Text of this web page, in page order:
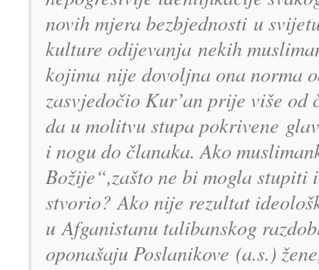
novih mjera bezbjednosti u
kulture odijevanja nekih
kojima nije dovoljna ona norma
zasvjedočio Kur’an prije više od
da u molitvu stupa pokrivene
i nogu do članaka. Ako
Božije“,zašto ne bi mogla stupiti
stvorio?Ako nije rezultat
uAfganistanu talibanskog
oponašaju Poslanikove (a.s.)